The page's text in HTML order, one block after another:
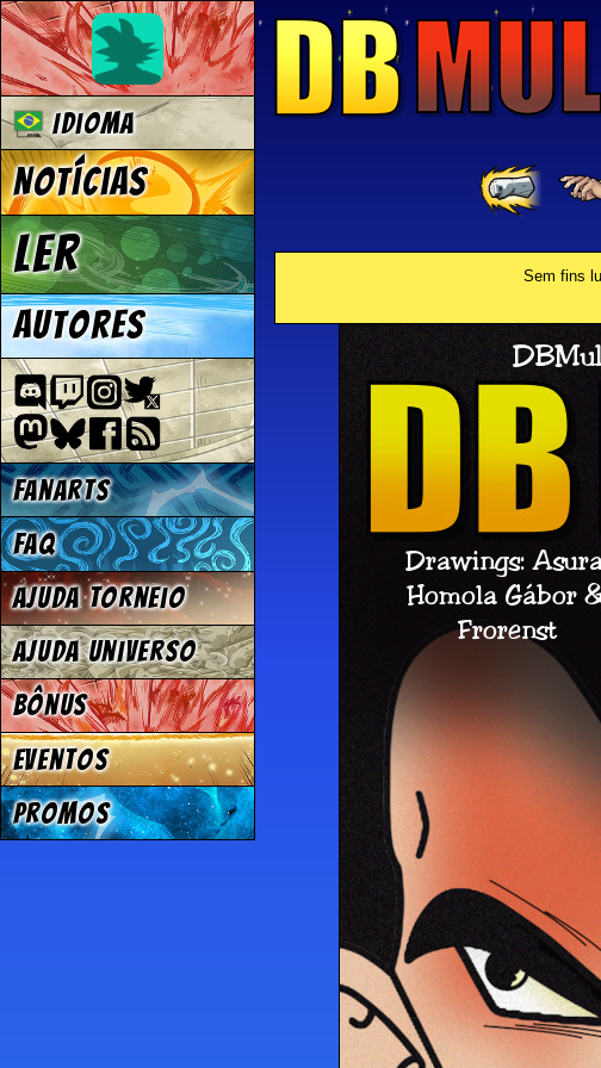
Sem fins
Idioma
Notícias
Ler
Autores
Fanarts
FAQ
Ajuda Torneio
Ajuda Universo
Bônus
Eventos
Promos